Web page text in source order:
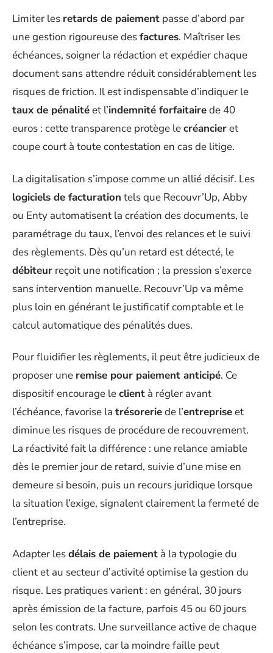
Limiter les retards de paiement passe d’abord par
une gestion rigoureuse desfactures. Maîtriser les
échéances, soigner la rédaction et expédier chaque
document sans attendre réduit considérablement les
risques de friction. Il est indispensable d’indiquer le
taux de pénalitéet l’indemnité forfaitairede 40
euros : cette transparence protège lecréancieret
coupe court à toute contestation en cas de litige.
La digitalisation s’impose comme un allié décisif. Les
logiciels de facturation tels que Recouvr’Up, Abby
ou Enty automatisent la création des documents, le
paramétrage du taux, l’envoi des relances et le suivi
des règlements. Dès qu’un retard est détecté, le
débiteur reçoit une notification ; la pression s’exerce
sans intervention manuelle. Recouvr’Up va même
plus loin en générant le justificatif comptable et le
calcul automatique des pénalités dues.
Pour fluidifier les règlements, il peut être judicieux de
proposer une remise pour paiement anticipé. Ce
dispositif encourage leclient à régler avant
l’échéance, favorise la trésoreriede l’entrepriseet
diminue les risques de procédure de recouvrement.
La réactivité fait la différence : une relance amiable
dès le premier jour de retard, suivie d’une mise en
demeure si besoin, puis un recours juridique lorsque
la situation l’exige, signalent clairement la fermeté de
l’entreprise.
Adapter lesdélais de paiement à la typologie du
client et au secteur d’activité optimise la gestion du
risque. Les pratiques varient : en général, 30 jours
après émission de la facture, parfois 45 ou 60 jours
selon les contrats. Une surveillance active de chaque
échéance s’impose, car la moindre faille peut